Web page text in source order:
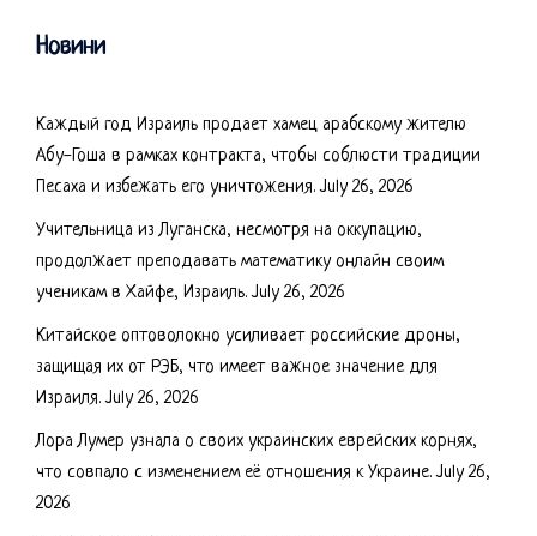
Новини
Каждый год Израиль продает хамец арабскому жителю
Абу-Гоша в рамках контракта, чтобы соблюсти традиции
Песаха и избежать его уничтожения. July 26, 2026
Учительница из Луганска, несмотря на оккупацию,
продолжает преподавать математику онлайн своим
ученикам в Хайфе, Израиль. July 26, 2026
Китайское оптоволокно усиливает российские дроны,
защищая их от РЭБ, что имеет важное значение для
Израиля. July 26, 2026
Лора Лумер узнала о своих украинских еврейских корнях,
что совпало с изменением её отношения к Украине. July 26,
2026